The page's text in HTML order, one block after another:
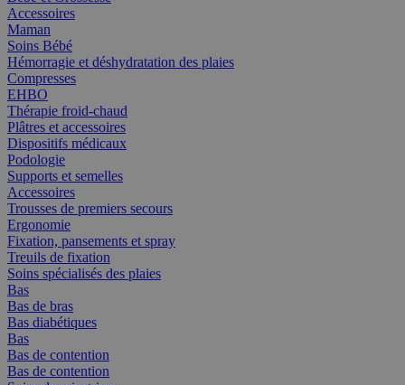
Accessoires
Maman
Soins Bébé
Hémorragie et déshydratation des plaies
Compresses
EHBO
Thérapie froid-chaud
Plâtres et accessoires
Dispositifs médicaux
Podologie
Supports et semelles
Accessoires
Trousses de premiers secours
Ergonomie
Fixation, pansements et spray
Treuils de fixation
Soins spécialisés des plaies
Bas
Bas de bras
Bas diabétiques
Bas
Bas de contention
Bas de contention